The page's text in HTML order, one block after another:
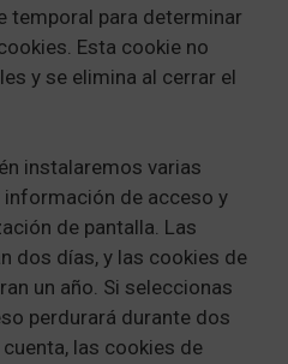
temporal para determinar
Esta cookie no
y se elimina al cerrar el
instalaremos varias
de acceso y
de pantalla. Las
dos días, y las cookies de
un año. Si seleccionas
perdurará durante dos
las cookies de